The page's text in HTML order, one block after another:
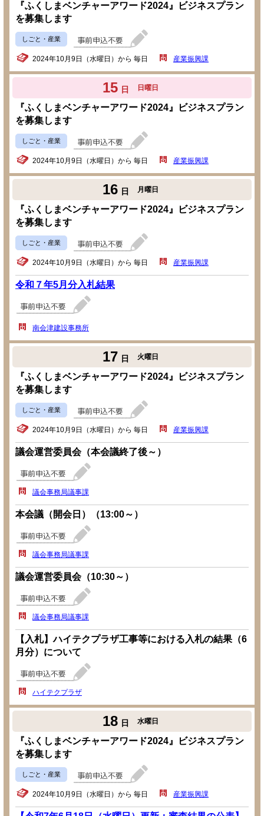
『ふくしまベンチャーアワード2024』ビジネスプラン
を募集します
しごと・産業
2024年10月9日（水曜日）から 毎日 産業振興課
15 日 日曜日
『ふくしまベンチャーアワード2024』ビジネスプラン
を募集します
しごと・産業
2024年10月9日（水曜日）から 毎日 産業振興課
16 日 月曜日
『ふくしまベンチャーアワード2024』ビジネスプラン
を募集します
しごと・産業
2024年10月9日（水曜日）から 毎日 産業振興課
令和７年5月分入札結果
南会津建設事務所
17 日 火曜日
『ふくしまベンチャーアワード2024』ビジネスプラン
を募集します
しごと・産業
2024年10月9日（水曜日）から 毎日 産業振興課
議会運営委員会（本会議終了後～）
議会事務局議事課
本会議（開会日）（13:00～）
議会事務局議事課
議会運営委員会（10:30～）
議会事務局議事課
【入札】ハイテクプラザ工事等における入札の結果（6
月分）について
ハイテクプラザ
18 日 水曜日
『ふくしまベンチャーアワード2024』ビジネスプラン
を募集します
しごと・産業
2024年10月9日（水曜日）から 毎日 産業振興課